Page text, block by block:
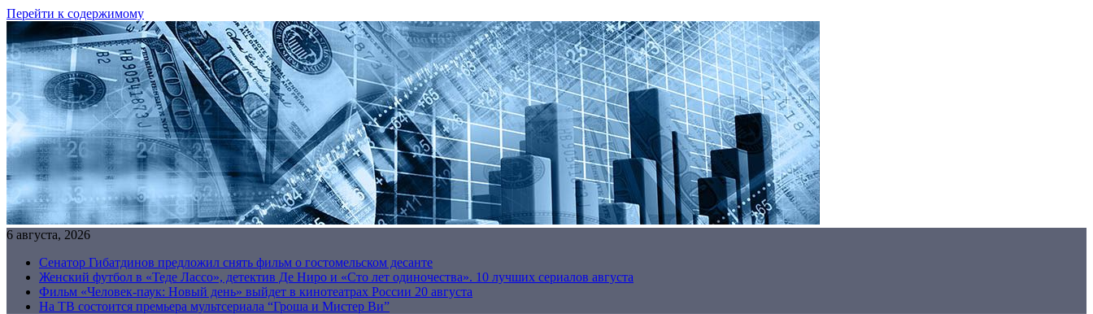
Перейти к содержимому
6 августа, 2026
Сенатор Гибатдинов предложил снять фильм о гостомельском десанте
Женский футбол в «Теде Лассо», детектив Де Ниро и «Сто лет одиночества». 10 лучших сериалов августа
Фильм «Человек-паук: Новый день» выйдет в кинотеатрах России 20 августа
На ТВ состоится премьера мультсериала “Гроша и Мистер Ви”